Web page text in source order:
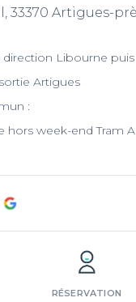
33370 Artigues-
direction Libourne
Artigues
:
hors week-end Tram
RÉSERVATION